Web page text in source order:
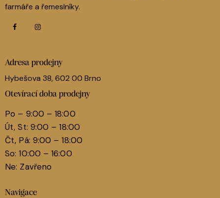
farmáře a řemeslníky.
Adresa prodejny
Hybešova 38, 602 00 Brno
Otevírací doba prodejny
Po – 9:00 – 18:00
Út, St: 9:00 – 18:00
Čt, Pá: 9:00 – 18:00
So: 10:00 – 16:00
Ne: Zavřeno
Navigace